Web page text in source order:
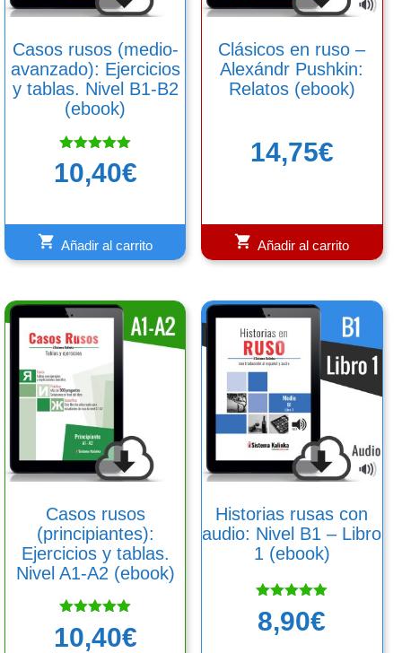
Casos rusos (medio-
avanzado): Ejercicios
y tablas. Nivel B1-B2
(ebook)
Valorado
con
10,40€
Añadir al carrito
Clásicos en ruso –
Alexándr Pushkin:
Relatos (ebook)
14,75€
Añadir al carrito
Casos rusos
(principiantes):
Ejercicios y tablas.
Nivel A1-A2 (ebook)
Valorado
con
10,40€
Historias rusas con
audio: Nivel B1 – Libro
1 (ebook)
Valorado
con
5.00
8,90€